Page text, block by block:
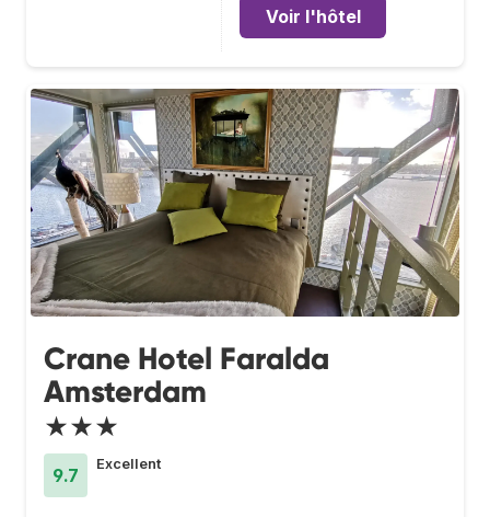
Voir l'hôtel
Crane Hotel Faralda
Amsterdam
★★★
9.7
Excellent